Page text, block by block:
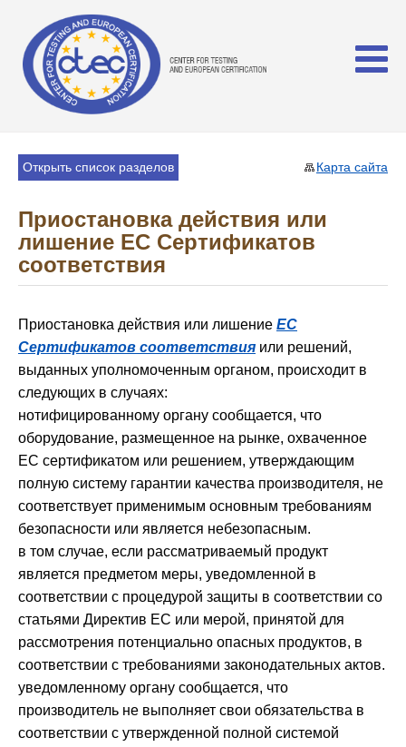
Карта сайта
Открыть список разделов
Приостановка действия или
лишение ЕС Сертификатов
соответствия
Приостановка действия или лишение ЕС
Сертификатов соответствия или решений,
выданных уполномоченным органом, происходит в
следующих в случаях:
нотифицированному органу сообщается, что
оборудование, размещенное на рынке, охваченное
ЕС сертификатом или решением, утверждающим
полную систему гарантии качества производителя, не
соответствует применимым основным требованиям
безопасности или является небезопасным.
в том случае, если рассматриваемый продукт
является предметом меры, уведомленной в
соответствии с процедурой защиты в соответствии со
статьями Директив ЕС или мерой, принятой для
рассмотрения потенциально опасных продуктов, в
соответствии с требованиями законодательных актов.
уведомленному органу сообщается, что
производитель не выполняет свои обязательства в
соответствии с утвержденной полной системой